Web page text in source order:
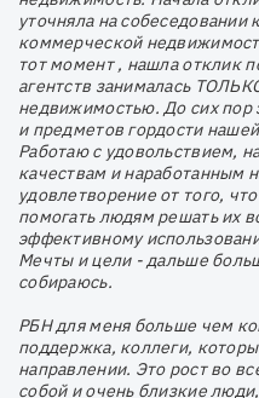
уточняла на собеседовании
коммерческой
тот момент , нашла отклик
агентств занималась
недвижимостью. До сих пор
и предметов гордости
Работаю с удовольствием,
качествам и наработанным
удовлетворение от того,
помогать людям решать их
эффективному
Мечты и цели - дальше
собираюсь.
РБН для меня больше чем
поддержка, коллеги,
направлении. Это рост во
собой и очень близкие